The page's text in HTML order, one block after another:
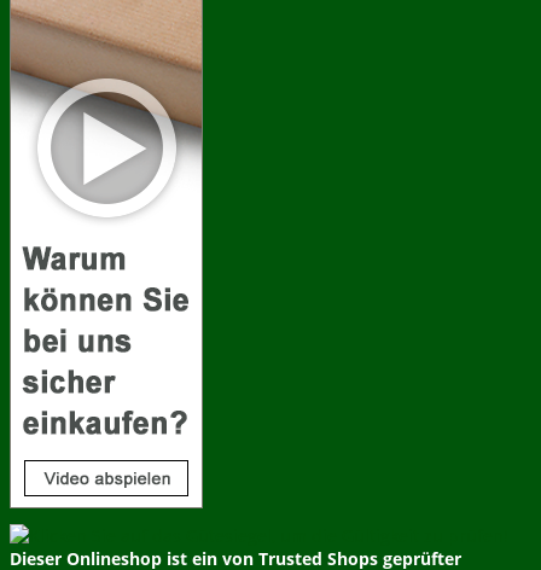
Dieser Onlineshop ist ein von Trusted Shops geprüfter